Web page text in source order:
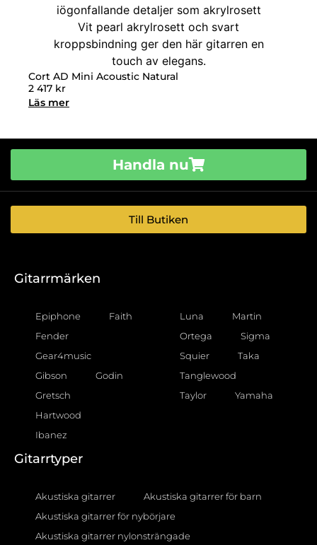
Cort AD Mini Acoustic Natural
2 417 kr
Läs mer
Handla nu
Till Butiken
Gitarrmärken
Epiphone
Faith
Fender
Gear4music
Gibson
Godin
Gretsch
Hartwood
Ibanez
Luna
Martin
Ortega
Sigma
Squier
Taka
Tanglewood
Taylor
Yamaha
Gitarrtyper
Akustiska gitarrer
Akustiska gitarrer för barn
Akustiska gitarrer för nybörjare
Akustiska gitarrer nylonsträngade